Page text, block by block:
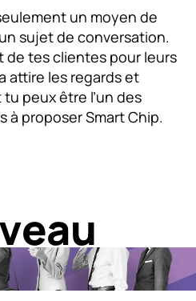
un moyen de
sujet de conversation.
de tes clientes pour leurs
attire les regards et
peux être l’un des
à proposer Smart Chip.
client